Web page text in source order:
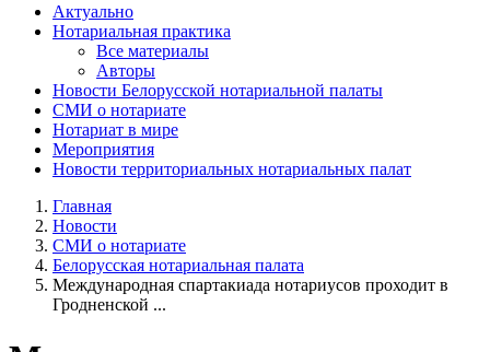
Актуально
Нотариальная практика
Все материалы
Авторы
Новости Белорусской нотариальной палаты
СМИ о нотариате
Нотариат в мире
Мероприятия
Новости территориальных нотариальных палат
Главная
Новости
СМИ о нотариате
Белорусская нотариальная палата
Международная спартакиада нотариусов проходит в
Гродненской ...